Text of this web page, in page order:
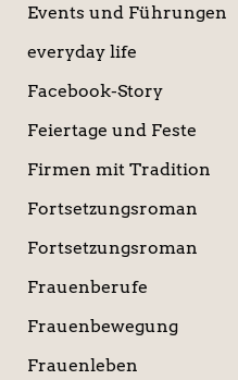
Events und Führungen
everyday life
Facebook-Story
Feiertage und Feste
Firmen mit Tradition
Fortsetzungsroman
Fortsetzungsroman
Frauenberufe
Frauenbewegung
Frauenleben